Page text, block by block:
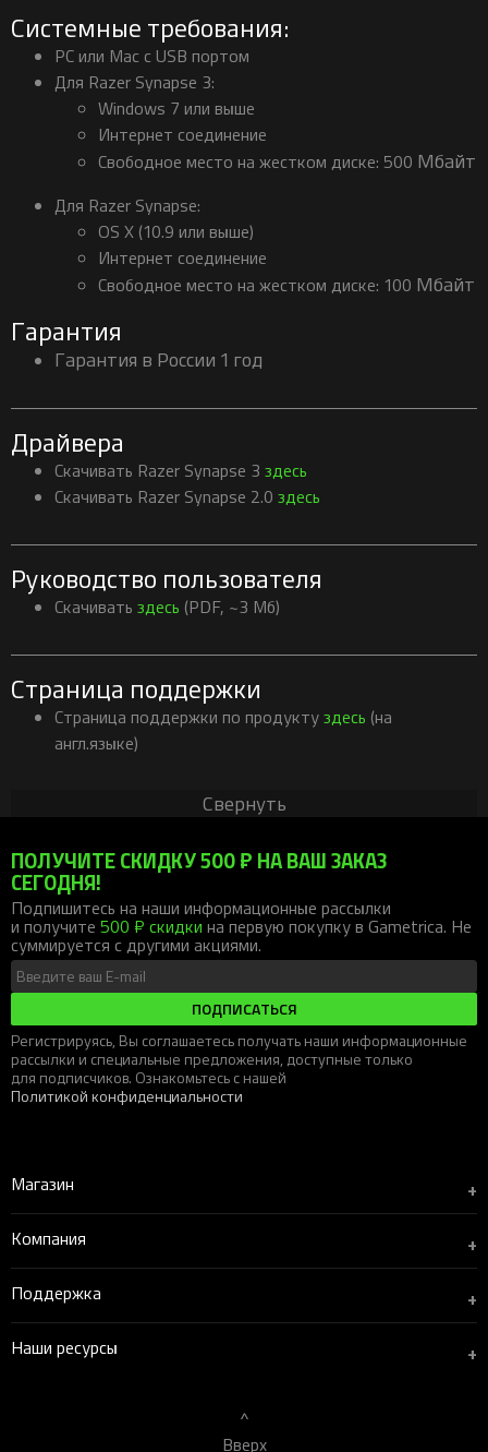
Системные требования:
PC или Mac с USB портом
Для Razer Synapse 3:
Windows 7 или выше
Интернет соединение
Свободное место на жестком диске: 500 Мбайт
Для Razer Synapse:
OS X (10.9 или выше)
Интернет соединение
Свободное место на жестком диске: 100 Мбайт
Гарантия
Гарантия в России 1 год
Драйвера
Скачивать Razer Synapse 3 здесь
Скачивать Razer Synapse 2.0 здесь
Руководство пользователя
Скачивать здесь (PDF, ~3 Мб)
Страница поддержки
Страница поддержки по продуктуздесь (на
англ.языке)
Свернуть
ПОЛУЧИТЕ СКИДКУ 500 ₽ НА ВАШ ЗАКАЗ
СЕГОДНЯ!
Подпишитесь на наши информационные рассылки
и получите 500 ₽ скидкина первую покупку в Gametrica. Не
суммируется с другими акциями.
ПОДПИСАТЬСЯ
Регистрируясь, Вы соглашаетесь получать наши информационные
рассылки и специальные предложения, доступные только
для подписчиков. Ознакомьтесь с нашей
Политикой конфиденциальности
Магазин +
Компания +
Поддержка +
Наши ресурсы +
Вверх